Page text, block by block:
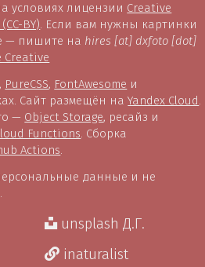
условиях лицензии Creative
BY). Если вам нужны картинки
— пишите на hires [at] dxfoto [dot]
Creative
, PureCSS, FontAwesome и
Сайт размещён наYandex Cloud.
— Object Storage, ресайз и
Functions. Сборка
Actions.
данные и не
unsplash Д.Г.
inaturalist